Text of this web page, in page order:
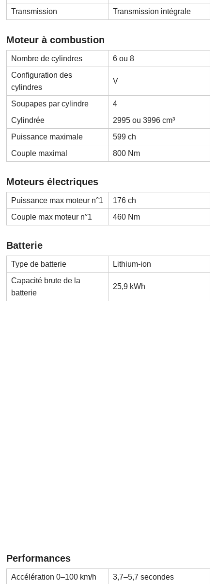
Transmission Transmission intégrale
Moteur à combustion
Nombre de cylindres
6 ou 8
Configuration des
cylindres
V
Soupapes par cylindre
4
Cylindrée
2995 ou 3996 cm³
Puissance maximale
599 ch
Couple maximal
800 Nm
Moteurs électriques
Puissance max moteur n°1
176 ch
Couple max moteur n°1
460 Nm
Batterie
Type de batterie
Lithium-ion
Capacité brute de la
batterie
25,9 kWh
Performances
Accélération 0–100 km/h
3,7–5,7 secondes